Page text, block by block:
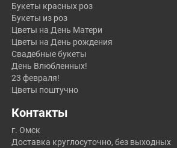
Букеты красных роз
Букеты из роз
Цветы на День Матери
Цветы на День рождения
Свадебные букеты
День Влюбленных!
23 февраля!
Цветы поштучно
Контакты
г. Омск
Доставка круглосуточно, без выходных